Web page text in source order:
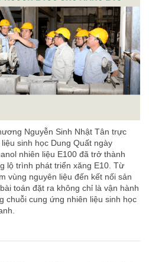
Nguyễn Sinh Nhật Tân trực
sinh học Dung Quất ngày
nhiên liệu E100 đã trở thành
lộ trình phát triển xăng E10. Từ
vùng nguyên liệu đến kết nối sản
toán đặt ra không chỉ là vận hành
chuỗi cung ứng nhiên liệu sinh học